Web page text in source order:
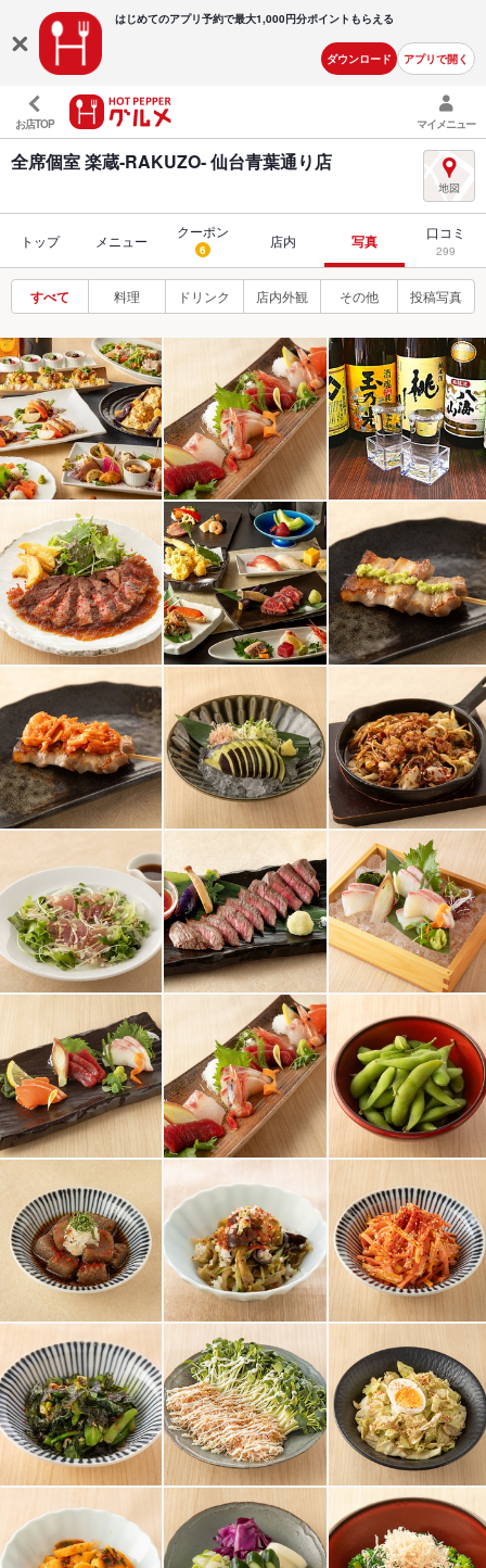
はじめてのアプリ予約で最大1,000円分ポイントもらえる
ダウンロード アプリで開く
お店TOP マイメニュー
全席個室 楽蔵‐RAKUZO‐ 仙台青葉通り店
トップ メニュー
クーポン
6 店内 写真 口コミ
299
すべて 料理 ドリンク 店内外観 その他 投稿写真